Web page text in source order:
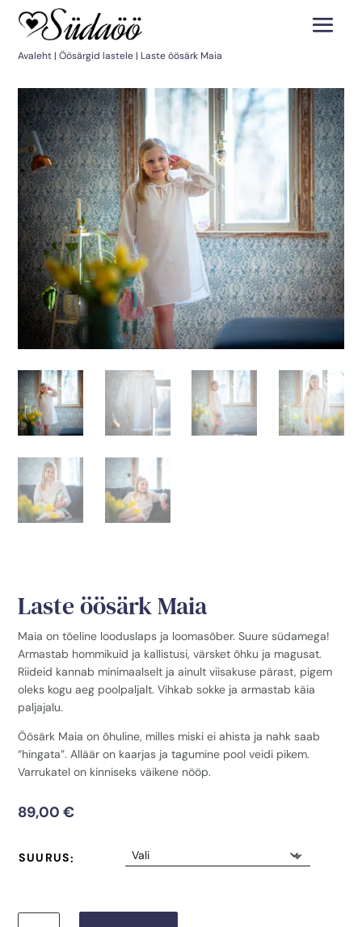
Avaleht |Öösärgid lastele | Laste öösärk Maia
Laste öösärk Maia
Maia on tõeline looduslaps ja loomasõber. Suure südamega!
Armastab hommikuid ja kallistusi, värsket õhku ja magusat.
Riideid kannab minimaalselt ja ainult viisakuse pärast, pigem
oleks kogu aeg poolpaljalt. Vihkab sokke ja armastab käia
paljajalu.
Öösärk Maia on õhuline, milles miski ei ahista ja nahk saab
“hingata”. Alläär on kaarjas ja tagumine pool veidi pikem.
Varrukatel on kinniseks väikene nööp.
89,00€
SUURUS